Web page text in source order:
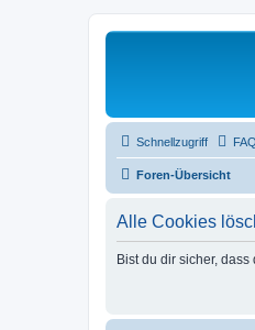
Schnellzugriff FAQ
Foren-Übersicht
Alle Cookies
Bist du dir sicher,